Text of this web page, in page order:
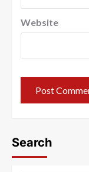
Website
Search